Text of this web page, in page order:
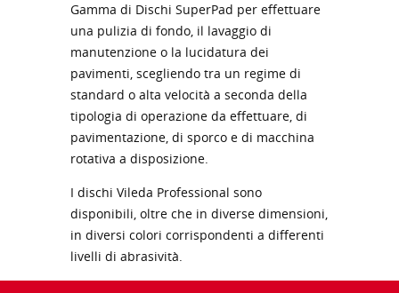
Gamma di Dischi SuperPad per effettuare
una pulizia di fondo, il lavaggio di
manutenzione o la lucidatura dei
pavimenti, scegliendo tra un regime di
standard o alta velocità a seconda della
tipologia di operazione da effettuare, di
pavimentazione, di sporco e di macchina
rotativa a disposizione.
I dischi Vileda Professional sono
disponibili, oltre che in diverse dimensioni,
in diversi colori corrispondenti a differenti
livelli di abrasività.